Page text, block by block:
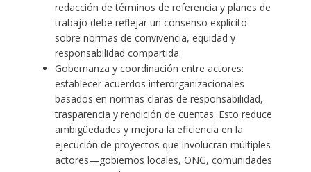
redacción de términos de referencia y planes de
trabajo debe reflejar un consenso explícito
sobre normas de convivencia, equidad y
responsabilidad compartida.
Gobernanza y coordinación entre actores:
establecer acuerdos interorganizacionales
basados en normas claras de responsabilidad,
trasparencia y rendición de cuentas. Esto reduce
ambigüedades y mejora la eficiencia en la
ejecución de proyectos que involucran múltiples
actores—gobiernos locales, ONG, comunidades